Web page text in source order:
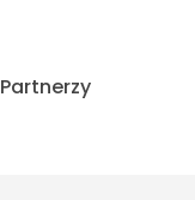
Partnerzy